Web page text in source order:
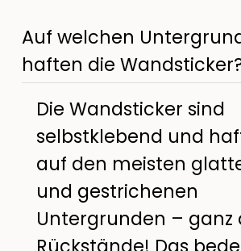
Auf welchen
haften die
Die Wandsticker sind
selbstklebend und
auf den meisten
und gestrichenen
Untergrunden – ganz